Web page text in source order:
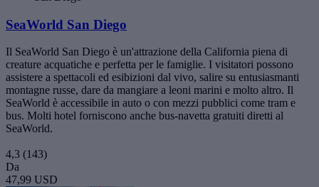
SeaWorld San Diego
Il SeaWorld San Diego è un'attrazione della California piena di
creature acquatiche e perfetta per le famiglie. I visitatori possono
assistere a spettacoli ed esibizioni dal vivo, salire su entusiasmanti
montagne russe, dare da mangiare a leoni marini e molto altro. Il
SeaWorld è accessibile in auto o con mezzi pubblici come tram e
bus. Molti hotel forniscono anche bus-navetta gratuiti diretti al
SeaWorld.
4,3 (143)
Da
47,99 USD